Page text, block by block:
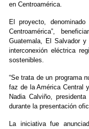
en Centroamérica.
El proyecto,
Centroamérica”,
Guatemala, El Salvador
interconexión eléctrica
sostenibles.
“Se trata de un programa
faz de la América Central
Nadia Calviño,
durante la presentación
La iniciativa fue